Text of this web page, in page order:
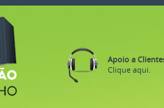
Apoio a
Clique aqui.